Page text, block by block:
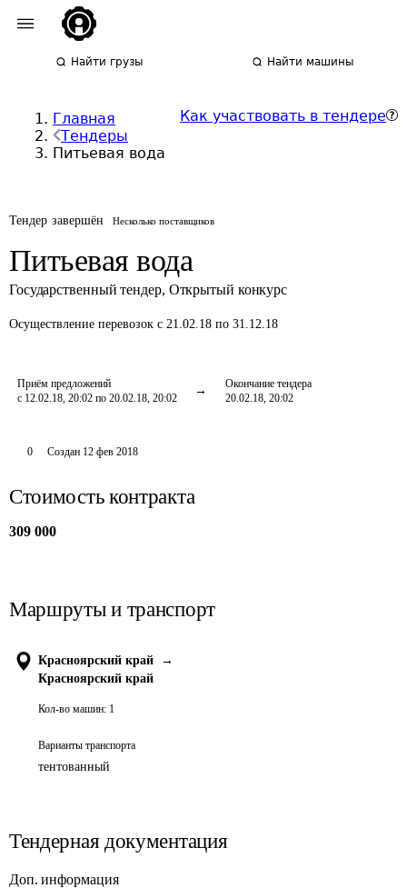
Найти грузы Найти машины
Главная
Тендеры
Питьевая вода
Как участвовать в тендере
Тендер завершён Несколько поставщиков
Питьевая вода
Государственный тендер, Открытый конкурс
Осуществление перевозок с 21.02.18 по 31.12.18
Приём предложений
с 12.02.18, 20:02 по 20.02.18, 20:02
Окончание тендера
20.02.18, 20:02
0 Создан 12 фев 2018
Стоимость контракта
309 000
Маршруты и транспорт
Красноярский край
→
Красноярский край
Кол-во машин: 1
Варианты транспорта
тентованный
Тендерная документация
Доп. информация